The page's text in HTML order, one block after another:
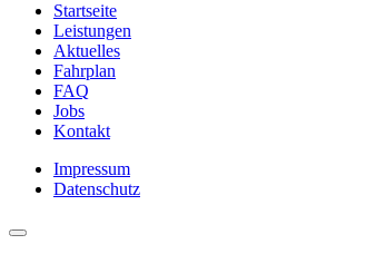
Startseite
Leistungen
Aktuelles
Fahrplan
FAQ
Jobs
Kontakt
Impressum
Datenschutz